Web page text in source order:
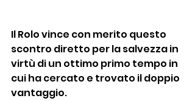
Il Rolo vince con merito questo
scontro diretto per la salvezza in
virtù di un ottimo primo tempo in
cui ha cercato e trovato il doppio
vantaggio.